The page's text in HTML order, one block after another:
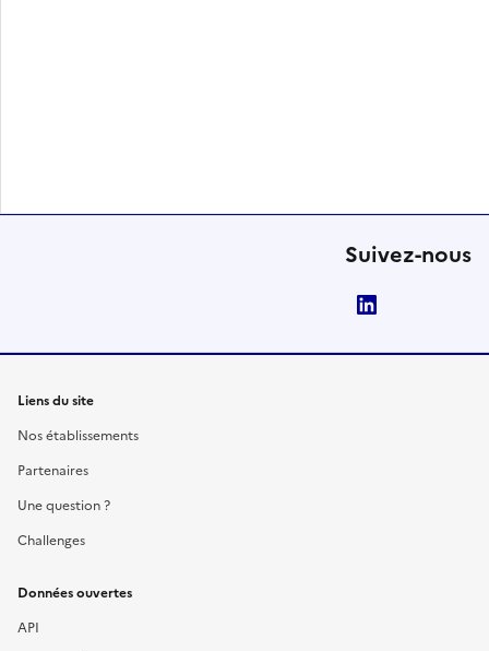
Suivez-nous
Liens du site
Nos établissements
Partenaires
Une question ?
Challenges
Données ouvertes
API